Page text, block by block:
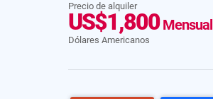
Precio de alquiler
US$1,800Mensual
Dólares Americanos